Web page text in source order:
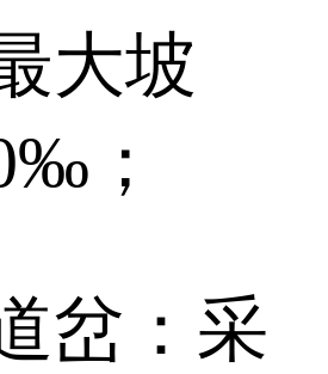
大坡
；
岔：采